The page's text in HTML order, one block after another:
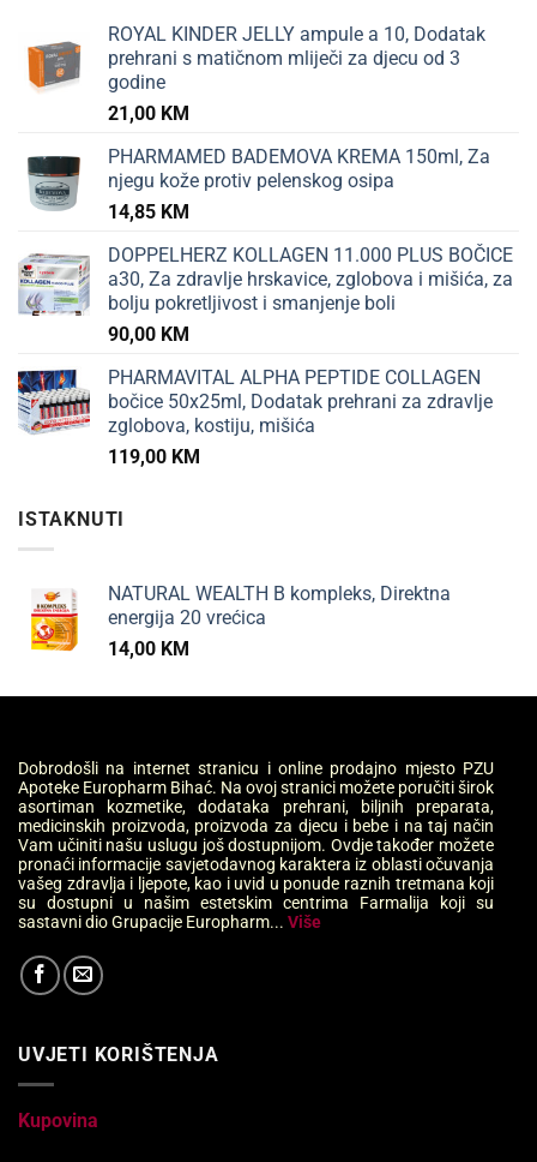
ROYAL KINDER JELLY ampule a 10, Dodatak
prehrani s matičnom mliječi za djecu od 3
godine
21,00 KM
PHARMAMED BADEMOVA KREMA 150ml, Za
njegu kože protiv pelenskog osipa
14,85 KM
DOPPELHERZ KOLLAGEN 11.000 PLUS BOČICE
a30, Za zdravlje hrskavice, zglobova i mišića, za
bolju pokretljivost i smanjenje boli
90,00 KM
PHARMAVITAL ALPHA PEPTIDE COLLAGEN
bočice 50x25ml, Dodatak prehrani za zdravlje
zglobova, kostiju, mišića
119,00 KM
ISTAKNUTI
NATURAL WEALTH B kompleks, Direktna
energija 20 vrećica
14,00 KM
Dobrodošli na internet stranicu i online prodajno mjesto PZU
Apoteke Europharm Bihać. Na ovoj stranici možete poručiti širok
asortiman kozmetike, dodataka prehrani, biljnih preparata,
medicinskih proizvoda, proizvoda za djecu i bebe i na taj način
Vam učiniti našu uslugu još dostupnijom. Ovdje također možete
pronaći informacije savjetodavnog karaktera iz oblasti očuvanja
vašeg zdravlja i ljepote, kao i uvid u ponude raznih tretmana koji
su dostupni u našim estetskim centrima Farmalija koji su
sastavni dio Grupacije Europharm... Više
UVJETI KORIŠTENJA
Kupovina